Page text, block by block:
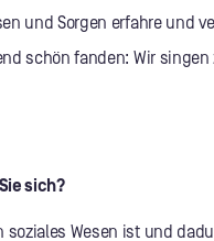
und Sorgen erfahre und
schön fanden: Wir
sich?
soziales Wesen ist und